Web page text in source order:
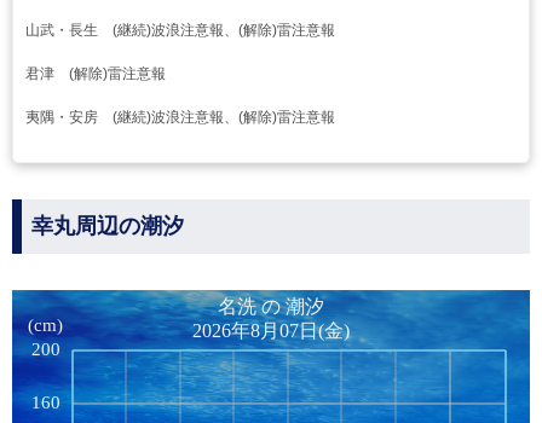
山武・長生 (継続)波浪注意報、(解除)雷注意報
君津 (解除)雷注意報
夷隅・安房 (継続)波浪注意報、(解除)雷注意報
幸丸周辺の潮汐